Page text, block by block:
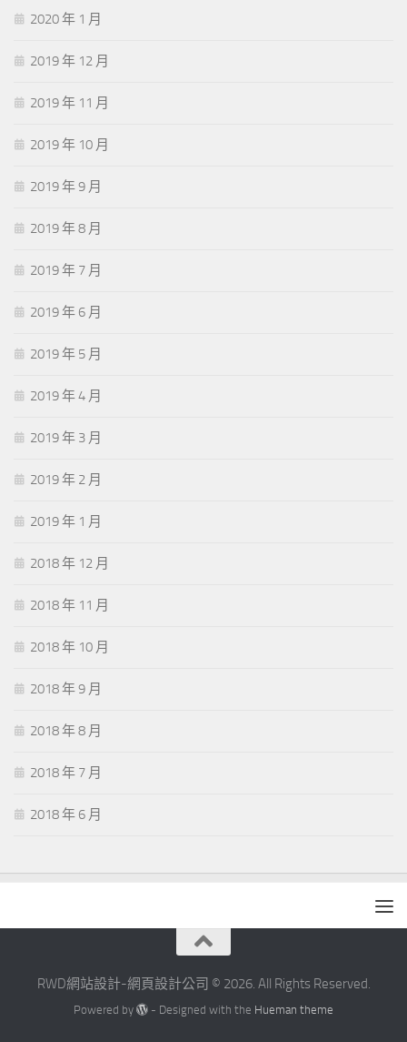
2020 年 1 月
2019 年 12 月
2019 年 11 月
2019 年 10 月
2019 年 9 月
2019 年 8 月
2019 年 7 月
2019 年 6 月
2019 年 5 月
2019 年 4 月
2019 年 3 月
2019 年 2 月
2019 年 1 月
2018 年 12 月
2018 年 11 月
2018 年 10 月
2018 年 9 月
2018 年 8 月
2018 年 7 月
2018 年 6 月
RWD網站設計-網頁設計公司 © 2026. All Rights Reserved.
Powered by - Designed with the Hueman theme